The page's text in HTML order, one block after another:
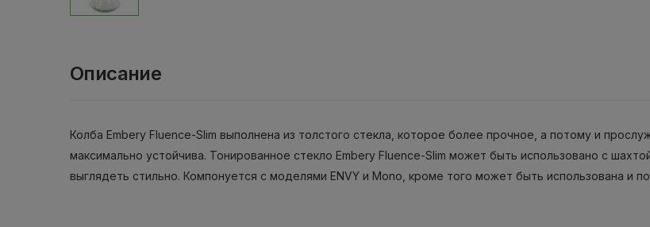
Описание
Колба Embery Fluence-Slim выполнена из толстого стекла, которое более прочное, а потому и
максимально устойчива. Тонированное стекло Embery Fluence-Slim может быть использовано с
выглядеть стильно. Компонуется с моделями ENVY и Mono, кроме того может быть использована и